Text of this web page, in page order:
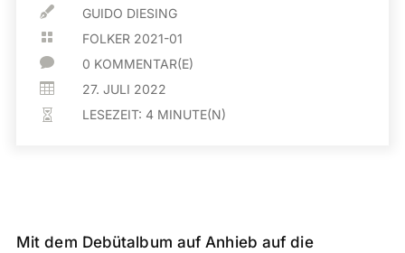
 GUIDO DIESING
 FOLKER 2021-01
 0 KOMMENTAR(E)
 27. JULI 2022
 LESEZEIT: 4 MINUTE(N)
Mit dem Debütalbum auf Anhieb auf die